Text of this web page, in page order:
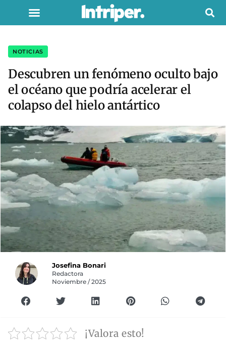
NOTICIAS
Descubren un fenómeno oculto bajo
el océano que podría acelerar el
colapso del hielo antártico
Josefina Bonari
Redactora
Noviembre / 2025
¡Valora esto!